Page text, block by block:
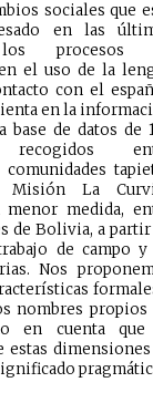
sociales que
en las
procesos
el uso de la
con el
en la
base de datos de
recogidos
La
medida,
de Bolivia, a partir
de campo y
Nos
nombres propios
en cuenta
estas